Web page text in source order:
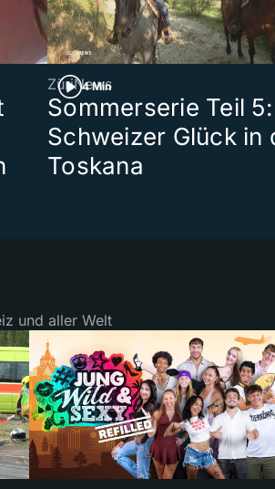
4 Min
ZüriNews
Sommerserie Teil 5:
Schweizer Glück in
Toskana
und aller Welt